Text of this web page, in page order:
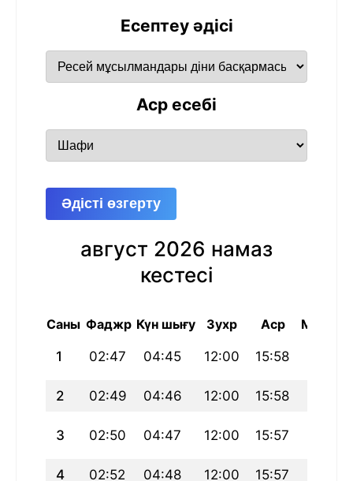
Есептеу әдісі
Аср есебі
Әдісті өзгерту
август 2026 намаз
кестесі
Саны Фаджр Күн шығу Зухр Аср Магриб
1 02:47 04:45 12:00 15:58
2 02:49 04:46 12:00 15:58
3 02:50 04:47 12:00 15:57
4 02:52 04:48 12:00 15:57